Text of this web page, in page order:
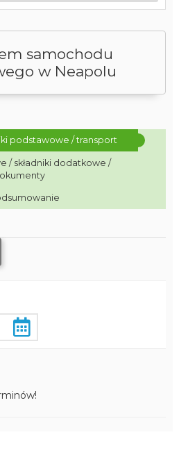
samochodu
w Neapolu
podstawowe / transport
/ składniki dodatkowe /